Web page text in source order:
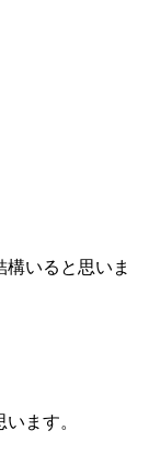
いると思いま
ます。